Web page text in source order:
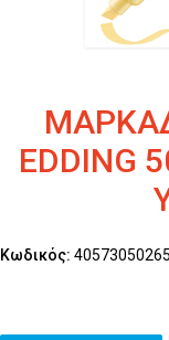
EDDING
Κωδικός: